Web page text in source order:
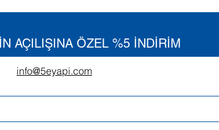
AÇILIŞINA ÖZEL %5 İNDİRİM
info@5eyapi.com